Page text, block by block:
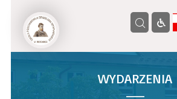
WYDARZENIA
__